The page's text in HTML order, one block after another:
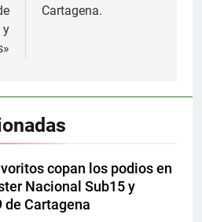
y
Cartagena.
copan los podios en
Nacional Sub15 y
de Cartagena